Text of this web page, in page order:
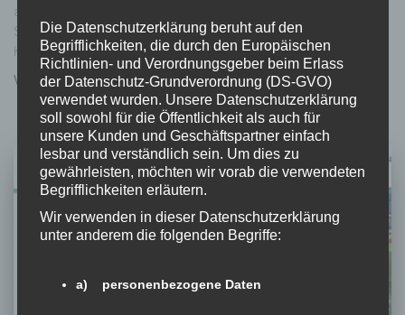
alle, würden uns sehr freuen, wenn viele Teil davon sind! Am
Samstag 18.3. um 10 Uhr – Treffpunkt am Domplatz in Klagenfurt
KUNSTPROZESSION Weiterlesen…
Von Melanie Bürger, vor3 Jahren
Die Datenschutzerklärung beruht auf den
Begrifflichkeiten, die durch den Europäischen
Richtlinien- und Verordnungsgeber beim Erlass
der Datenschutz-Grundverordnung (DS-GVO)
verwendet wurden. Unsere Datenschutzerklärung
soll sowohl für die Öffentlichkeit als auch für
unsere Kunden und Geschäftspartner einfach
lesbar und verständlich sein. Um dies zu
gewährleisten, möchten wir vorab die verwendeten
Begrifflichkeiten erläutern.
Wir verwenden in dieser Datenschutzerklärung
unter anderem die folgenden Begriffe:
a) personenbezogene Daten